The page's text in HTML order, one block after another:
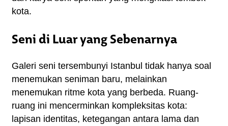
kota.
Seni di Luar yang Sebenarnya
Galeri seni tersembunyi Istanbul tidak hanya soal
menemukan seniman baru, melainkan
menemukan ritme kota yang berbeda. Ruang-
ruang ini mencerminkan kompleksitas kota:
lapisan identitas, ketegangan antara lama dan